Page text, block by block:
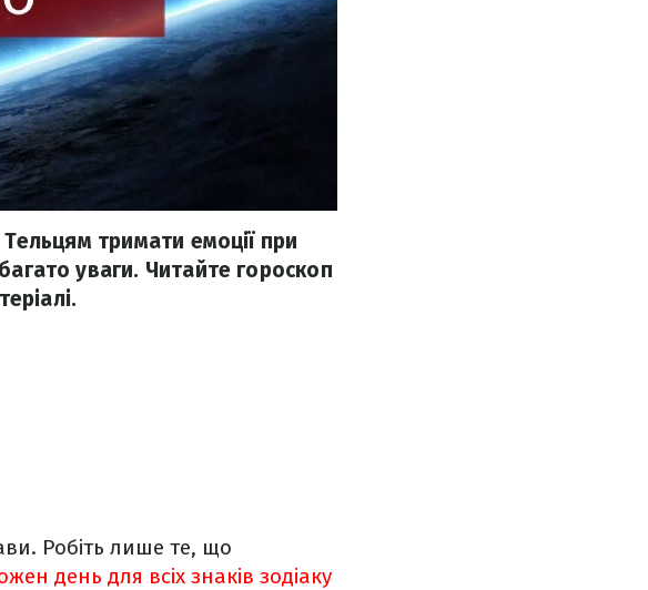
тримати емоції при
уваги. Читайте гороскоп
Робіть лише те, що
день для всіх знаків зодіаку